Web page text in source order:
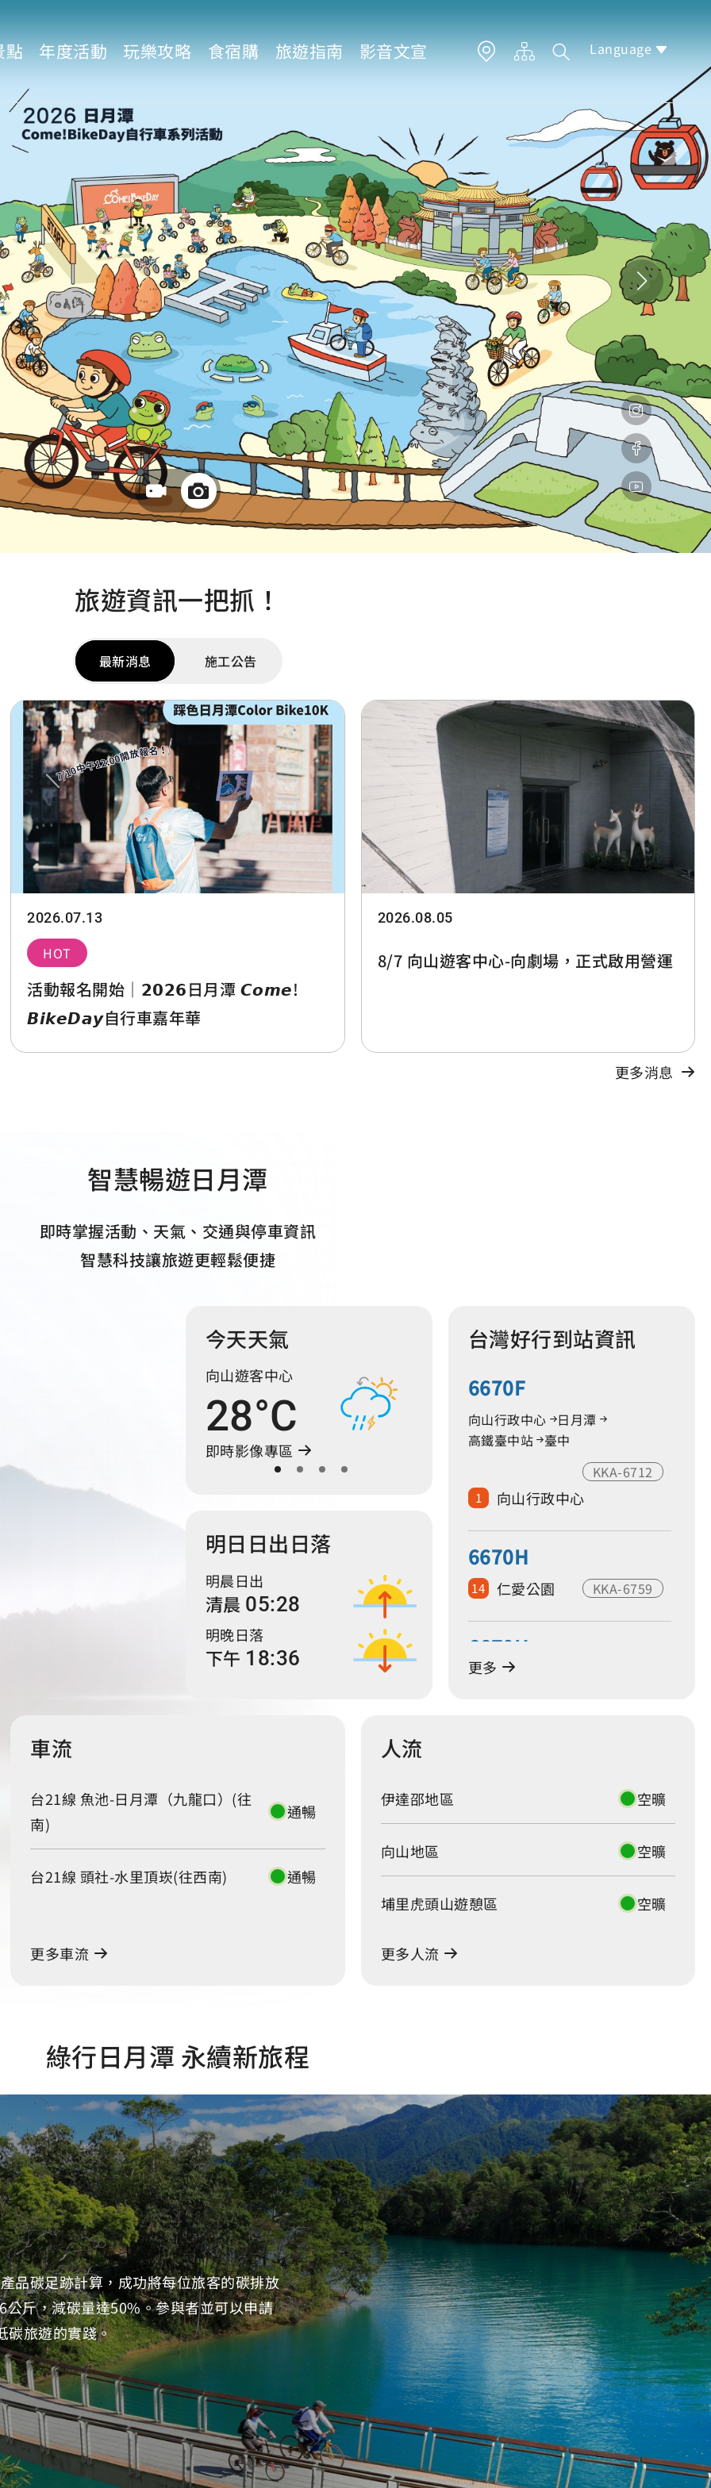
點 年度活動 玩樂攻略 食宿購 旅遊指南 影音文宣 Language
旅遊資訊一把抓！
最新消息 施工公告
2026.07.13
HOT
活動報名開始｜𝟮𝟬𝟮𝟲日月潭 𝘾𝙤𝙢𝙚!
𝘽𝙞𝙠𝙚𝘿𝙖𝙮自行車嘉年華
2026.08.05
8/7 向山遊客中心-向劇場，正式啟用營運
更多消息
智慧暢遊日月潭
即時掌握活動、天氣、交通與停車資訊
智慧科技讓旅遊更輕鬆便捷
今天天氣
向山遊客中心
28°C
即時影像專區
降雨機率
70%
明日日出日落
明晨日出
清晨 05:28
明晚日落
下午 18:36
台灣好行到站資訊
6670F
向山行政中心
日月潭
高鐵臺中站
臺中
1 向山行政中心
KKA-6712
6670H
14 仁愛公園 KKA-6759
6670H
更多
車流
台21線 魚池-日月潭（九龍口）(往
南)
通暢
台21線 頭社-水里頂崁(往西南) 通暢
更多車流
人流
伊達邵地區 空曠
向山地區 空曠
埔里虎頭山遊憩區 空曠
更多人流
綠行日月潭 永續新旅程
品碳足跡計算，成功將每位旅客的碳排放
斤，減碳量達50%。參與者並可以申請
碳旅遊的實踐。